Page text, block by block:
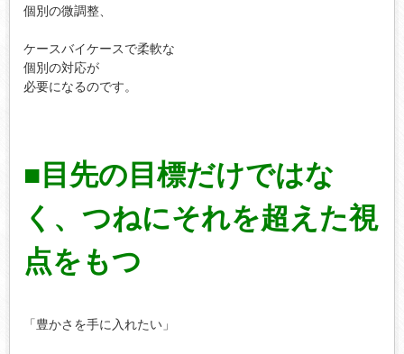
個別の微調整、
ケースバイケースで柔軟な
個別の対応が
必要になるのです。
■目先の目標だけではな
く、つねにそれを超えた視
点をもつ
「豊かさを手に入れたい」